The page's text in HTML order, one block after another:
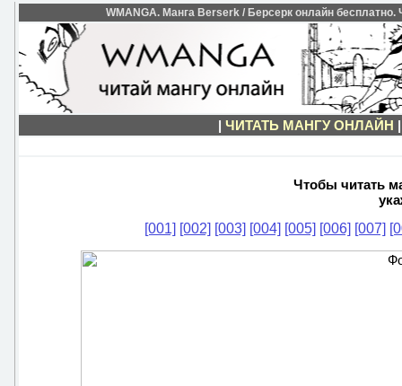
WMANGA. Манга Berserk / Берсерк онлайн
| ЧИТАТЬ МАНГУ ОНЛАЙН
Чтобы читать
[001] [002] [003] [004] [005] [006] [007]